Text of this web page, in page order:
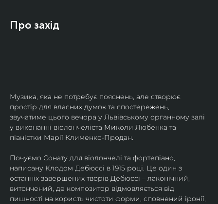
Про захід
Музика, яка не потребує пояснень, але створює
простір для власних думок та спостережень,
звучатиме цього вечора у Львівському органному залі
у виконанні віолончеліста Миколи Любенка та
піаністки Марії Клименко-Продан.
Почуємо Сонату для віолончелі та фортепіано,
написану Клодом Дебюссі в 1915 році. Це один з
останніх завершених творів Дебюссі – лаконічний,
витончений, де композитор відмовляється від
пишності на користь чистоти форми, сповнений іронії,